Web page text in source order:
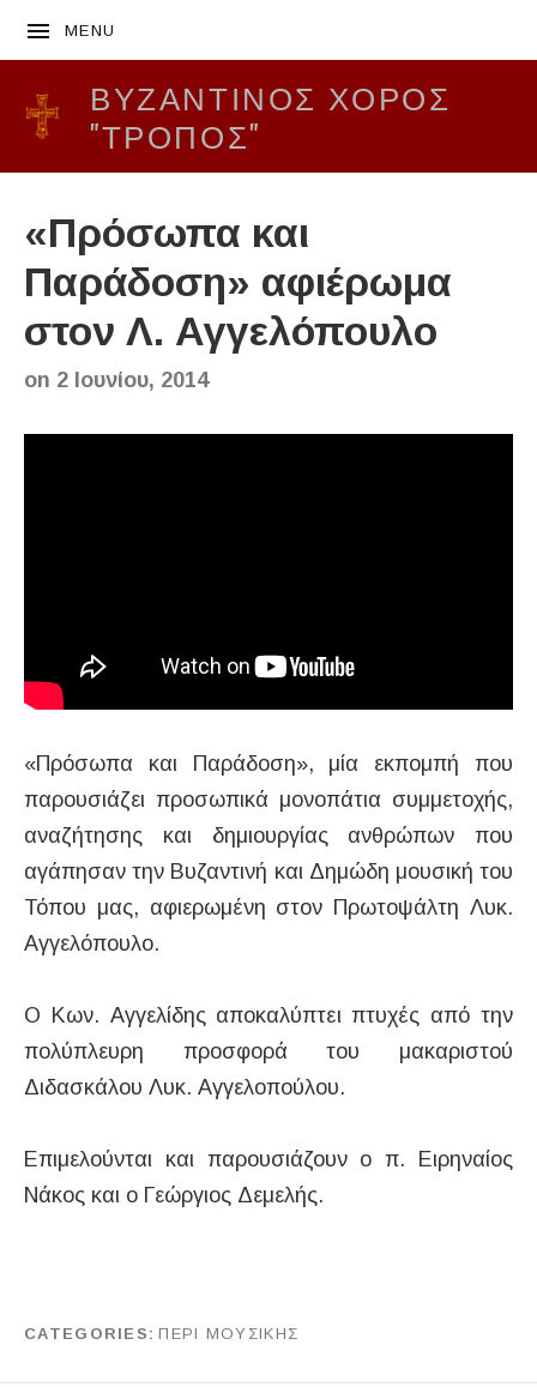
MENU
ΒΥΖΑΝΤΙΝΌΣ ΧΟΡΌΣ
"ΤΡΟΠΟΣ"
«Πρόσωπα και
Παράδοση» αφιέρωμα
στον Λ. Αγγελόπουλο
on 2 Ιουνίου, 2014
«Πρόσωπα και Παράδοση», μία εκπομπή που
παρουσιάζει προσωπικά μονοπάτια συμμετοχής,
αναζήτησης και δημιουργίας ανθρώπων που
αγάπησαν την Βυζαντινή και Δημώδη μουσική του
Τόπου μας, αφιερωμένη στον Πρωτοψάλτη Λυκ.
Αγγελόπουλο.
Ο Κων. Αγγελίδης αποκαλύπτει πτυχές από την
πολύπλευρη προσφορά του μακαριστού
Διδασκάλου Λυκ. Αγγελοπούλου.
Επιμελούνται και παρουσιάζουν ο π. Ειρηναίος
Νάκος και ο Γεώργιος Δεμελής.
by tropos
CATEGORIES ΠΕΡΙ ΜΟΥΣΙΚΗΣ